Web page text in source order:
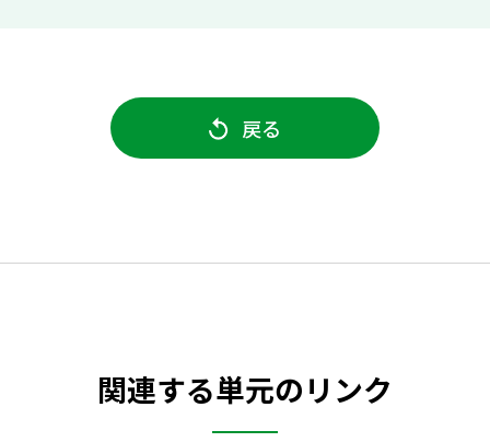
戻る
関連する単元のリンク